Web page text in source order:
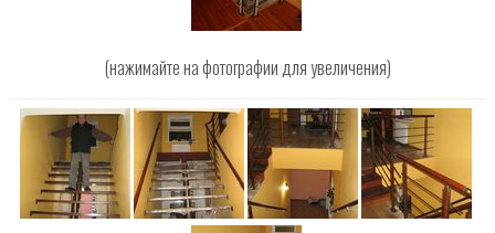
(нажимайте на фотографии для увеличения)